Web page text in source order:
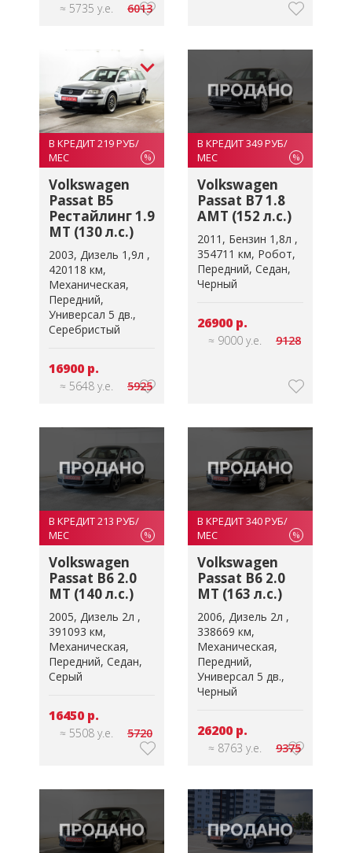
≈ 5735 у.е. 6013
В КРЕДИТ 219 РУБ/
МЕС
%
Volkswagen
Passat B5
Рестайлинг 1.9
MT (130 л.с.)
2003 Дизель 1,9л
420118 км
Механическая
Передний
Универсал 5 дв.
Серебристый
16900 р.
≈ 5648 у.е. 5925
В КРЕДИТ 349 РУБ/
МЕС
%
Volkswagen
Passat B7 1.8
AMT (152 л.с.)
2011
Бензин 1,8л
354711 км Робот
Передний Седан
Черный
26900 р.
≈ 9000 у.е. 9128
В КРЕДИТ 213 РУБ/
МЕС
%
Volkswagen
Passat B6 2.0
MT (140 л.с.)
2005 Дизель 2л
391093 км
Механическая
Передний Седан
Серый
16450 р.
≈ 5508 у.е. 5720
В КРЕДИТ 340 РУБ/
МЕС
%
Volkswagen
Passat B6 2.0
MT (163 л.с.)
2006 Дизель 2л
338669 км
Механическая
Передний
Универсал 5 дв.
Черный
26200 р.
≈ 8763 у.е. 9375